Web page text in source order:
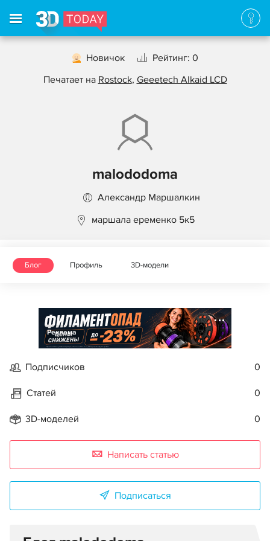
Новичок
Рейтинг: 0
Печатает на Rostock, Geeetech Alkaid LCD
malododoma
Александр Маршалкин
маршала еременко 5к5
Блог Профиль 3D-модели
Реклама
Подписчиков 0
Статей 0
3D-моделей 0
Написать статью
Подписаться